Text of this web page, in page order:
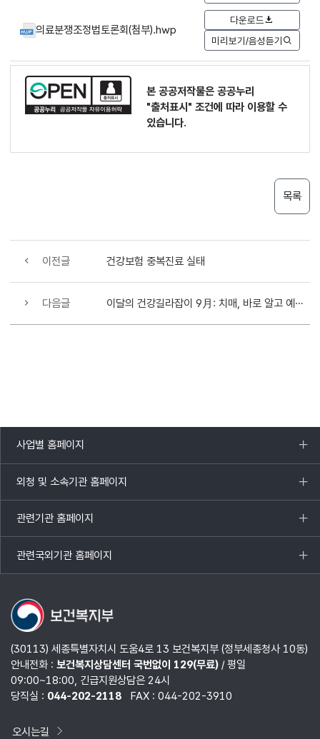
의료분쟁조정법토론회(첨부).hwp
다운로드
미리보기/음성듣기
본 공공저작물은 공공누리
"출처표시" 조건에 따라 이용할 수
있습니다.
목록
이전글 건강보험 중복진료 실태
다음글 이달의 건강길라잡이 9月: 치매, 바로 알고 예방합시다
사업별 홈페이지
목록
열기
외청 및 소속기관 홈페이지
목록
열기
관련기관 홈페이지
목록
열기
관련국외기관 홈페이지
목록
열기
(30113) 세종특별자치시 도움4로 13 보건복지부 (정부세종청사 10동)
안내전화 : 보건복지상담센터 국번없이 129(무료)/ 평일
09:00~18:00, 긴급지원상담은 24시
당직실 : 044-202-2118 FAX : 044-202-3910
오시는길